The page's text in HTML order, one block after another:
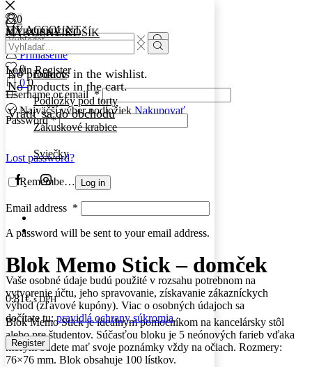
Search
input
Search
Prihlásenie
MY ACCOUNT
LoginRegister
Username or email*
Password*
Lost password?
Remember Me
Log in
Email address *
A password will be sent to your email address.
Vaše osobné údaje budú použité v rozsahu potrebnom na
vytvorenie účtu, jeho spravovanie, získavanie zákazníckych
výhod (zľavové kupóny). Viac o osobných údajoch sa
dočítate tu:pravidlá ochrany súkromia.
Register
0
0
MY WISHLIST
No products in the wishlist.
00
0
NÁKUPNÝ KOŠÍK
No products in the cart.
Vrátiť sa do obchodu
Search
input
Search
Domov
Podložky pod torty
Zákuskové krabice
Sviečky
FacebookInstagram
Najväčší výber podložiek Nakupovať
Blok Memo Stick – domček
0.81€ s DPH
Blok Memo Stick je ideálnym pomocníkom na kancelársky stôl
alebo pre študentov. Súčasťou bloku je 5 neónových farieb vďaka
ktorým budete mať svoje poznámky vždy na očiach. Rozmery:
76×76 mm. Blok obsahuje 100 lístkov.